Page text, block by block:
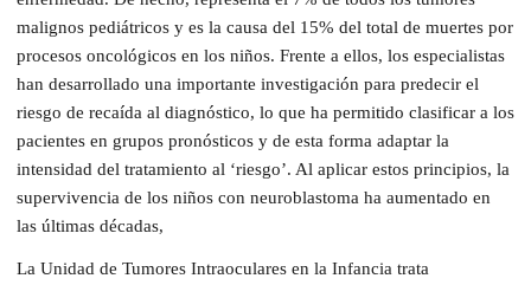
malignos pediátricos y es la causa del 15% del total de muertes por
procesos oncológicos en los niños. Frente a ellos, los especialistas
han desarrollado una importante investigación para predecir el
riesgo de recaída al diagnóstico, lo que ha permitido clasificar a los
pacientes en grupos pronósticos y de esta forma adaptar la
intensidad del tratamiento al ‘riesgo’. Al aplicar estos principios, la
supervivencia de los niños con neuroblastoma ha aumentado en
las últimas décadas,
La Unidad de Tumores Intraoculares en la Infancia trata